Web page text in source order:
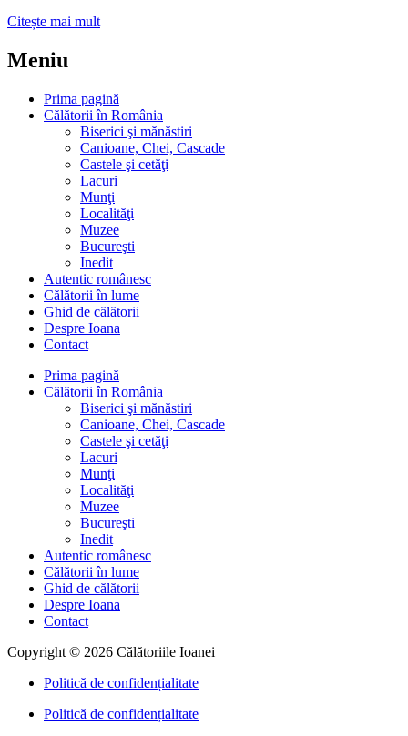
Citește mai mult
Meniu
Prima pagină
Călătorii în România
Biserici şi mănăstiri
Canioane, Chei, Cascade
Castele şi cetăţi
Lacuri
Munţi
Localităţi
Muzee
Bucureşti
Inedit
Autentic românesc
Călătorii în lume
Ghid de călătorii
Despre Ioana
Contact
Prima pagină
Călătorii în România
Biserici şi mănăstiri
Canioane, Chei, Cascade
Castele şi cetăţi
Lacuri
Munţi
Localităţi
Muzee
Bucureşti
Inedit
Autentic românesc
Călătorii în lume
Ghid de călătorii
Despre Ioana
Contact
Copyright © 2026 Călătoriile Ioanei
Politică de confidențialitate
Politică de confidențialitate